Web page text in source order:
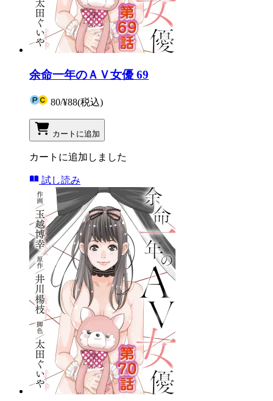
余命一年のＡＶ女優 69
80/¥88(税込)
カートに追加
カートに追加しました
試し読み